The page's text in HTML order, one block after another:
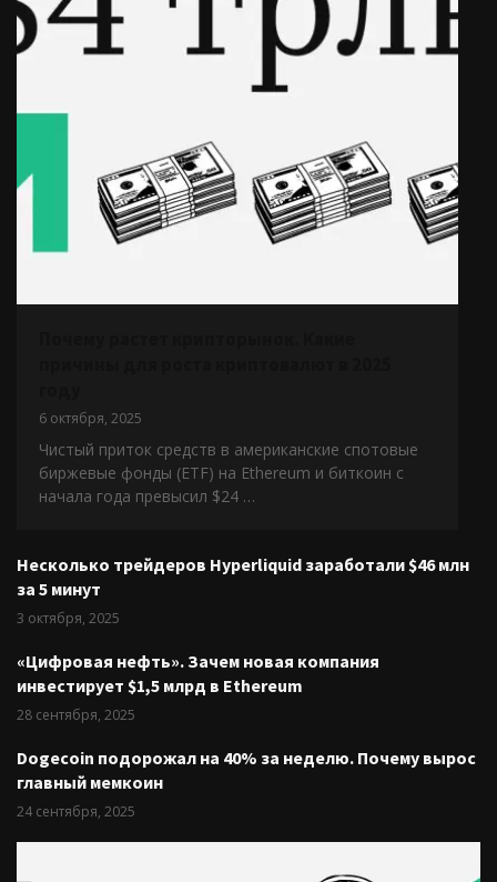
6 октября, 2025
Чистый приток средств в американские спотовые
биржевые фонды (ETF) на Ethereum и биткоин с
начала года превысил $24 …
Несколько трейдеров Hyperliquid заработали $46 млн
за 5 минут
3 октября, 2025
«Цифровая нефть». Зачем новая компания
инвестирует $1,5 млрд в Ethereum
28 сентября, 2025
Dogecoin подорожал на 40% за неделю. Почему вырос
главный мемкоин
24 сентября, 2025